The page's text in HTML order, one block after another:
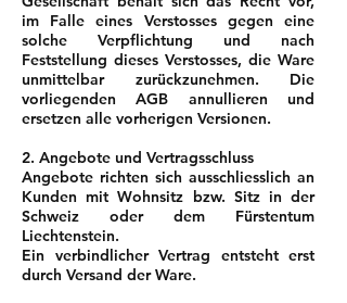
im Falle eines Verstosses gegen eine
solche Verpflichtung und nach
Feststellung dieses Verstosses, die Ware
unmittelbar zurückzunehmen. Die
vorliegenden AGB annullieren und
ersetzen alle vorherigen Versionen.
2. Angebote und Vertragsschluss
Angebote richten sich ausschliesslich an
Kunden mit Wohnsitz bzw. Sitz in der
Schweiz oder dem Fürstentum
Liechtenstein.
Ein verbindlicher Vertrag entsteht erst
durch Versand der Ware.